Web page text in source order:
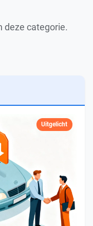
deze categorie.
Uitgelicht